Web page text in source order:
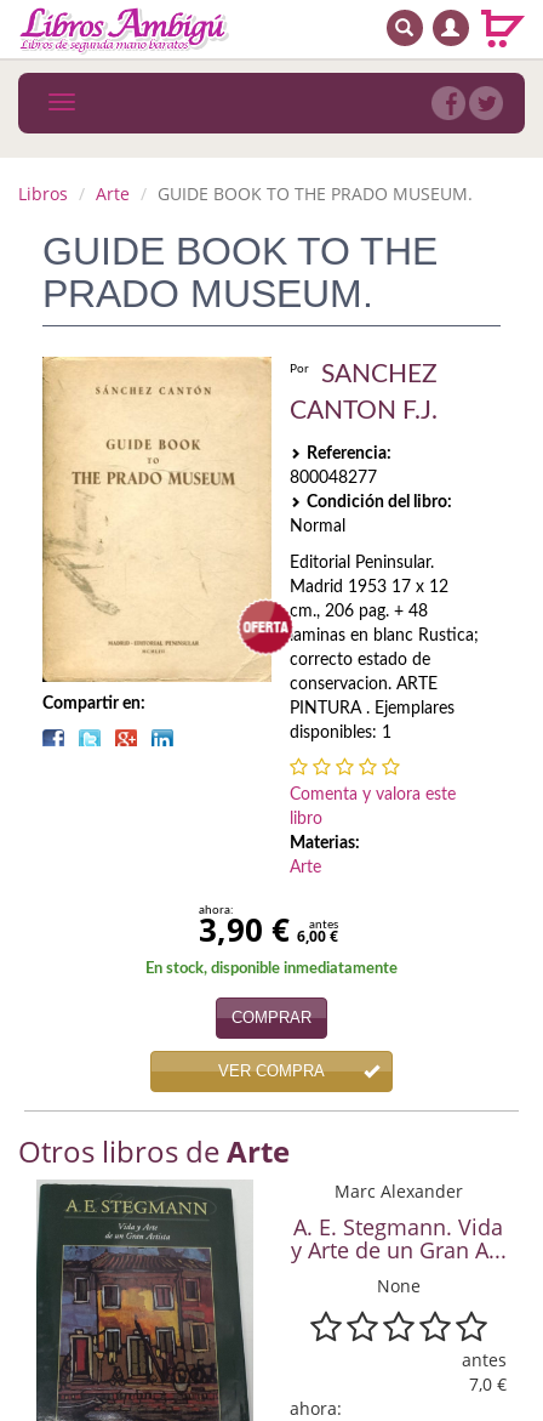
MENÚ PRINCIPAL
Novedades
MATERIAS
Arte
Autoayuda. Conocimiento personal
Autoayuda. Crecimiento personal
Biografía
Biografías
Ciencia ficción
Cocina
Cómic
Economía
Enciclopedias
Ensayo
Ensayo literario
Filosofía
Física y Química
Física y química
BUSCAR
Toggle
navigation
Libros Arte GUIDE BOOK TO THE PRADO MUSEUM.
GUIDE BOOK TO THE
PRADO MUSEUM.
Compartir en:
Por
SANCHEZ
CANTON F.J.
Referencia:
800048277
Condición del libro:
Normal
Editorial Peninsular.
Madrid 1953 17 x 12
cm., 206 pag. + 48
laminas en blanc Rustica;
correcto estado de
conservacion. ARTE
PINTURA . Ejemplares
disponibles: 1
Comenta y valora este
libro
Materias:
Arte
ahora:
3,90 € antes
6,00 €
En stock, disponible inmediatamente
COMPRAR
VER COMPRA
Otros libros deArte
Marc Alexander
A. E. Stegmann. Vida
y Arte de un Gran A...
None
antes
7,0 €
ahora: